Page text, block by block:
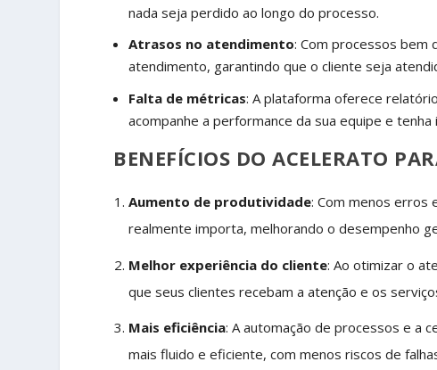
nada seja perdido ao longo do processo.
Atrasos no atendimento: Com processos bem
atendimento, garantindo que o cliente seja
Falta de métricas: A plataforma oferece
acompanhe a performance da sua equipe e
BENEFÍCIOS DO ACELERATO
Aumento de produtividade: Com menos erros
realmente importa, melhorando o desempenho
Melhor experiência do cliente: Ao otimizar o
que seus clientes recebam a atenção e os
Mais eficiência: A automação de processos e a
mais fluido e eficiente, com menos riscos de